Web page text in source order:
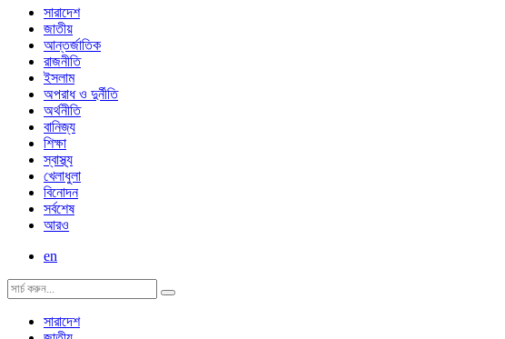
সারাদেশ
জাতীয়
আন্তর্জাতিক
রাজনীতি
ইসলাম
অপরাধ ও দুর্নীতি
অর্থনীতি
বানিজ্য
শিক্ষা
স্বাস্থ্য
খেলাধুলা
বিনোদন
সর্বশেষ
আরও
en
সারাদেশ